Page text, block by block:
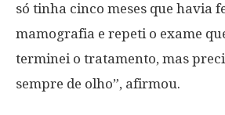
só tinha cinco meses que havia
mamografia e repeti o exame
terminei o tratamento, mas
sempre de olho”, afirmou.